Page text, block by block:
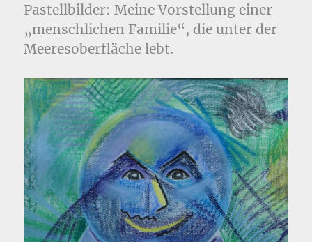
Pastellbilder: Meine Vorstellung einer
„menschlichen Familie“, die unter der
Meeresoberfläche lebt.